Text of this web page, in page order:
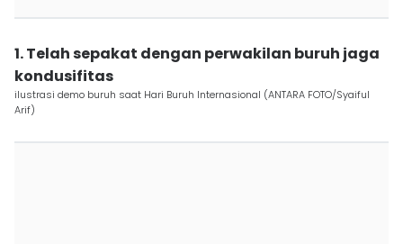
1. Telah sepakat dengan perwakilan buruh jaga
kondusifitas
ilustrasi demo buruh saat Hari Buruh Internasional (ANTARA FOTO/Syaiful
Arif)